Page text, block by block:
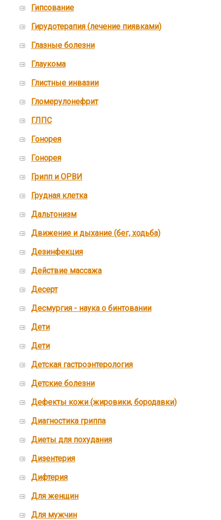
Гипсование
Гирудотерапия (лечение пиявками)
Глазные болезни
Глаукома
Глистные инвазии
Гломерулонефрит
ГЛПС
Гонорея
Гонорея
Грипп и ОРВИ
Грудная клетка
Дальтонизм
Движение и дыхание (бег, ходьба)
Дезинфекция
Действие массажа
Десерт
Десмургия - наука о бинтовании
Дети
Дети
Детская гастроэнтерология
Детские болезни
Дефекты кожи (жировики, бородавки)
Диагностика гриппа
Диеты для похудания
Дизентерия
Дифтерия
Для женщин
Для мужчин